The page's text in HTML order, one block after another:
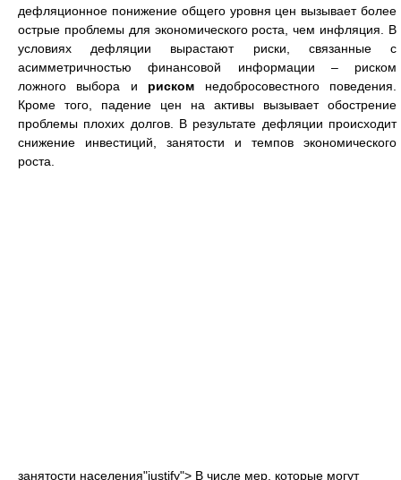
дефляционное понижение общего уровня цен вызывает более
острые проблемы для экономического роста, чем инфляция. В
условиях дефляции вырастают риски, связанные с
асимметричностью финансовой информации – риском
ложного выбора и риском недобросовестного поведения.
Кроме того, падение цен на активы вызывает обострение
проблемы плохих долгов. В результате дефляции происходит
снижение инвестиций, занятости и темпов экономического
роста.
занятости населения"justify"> В числе мер, которые могут